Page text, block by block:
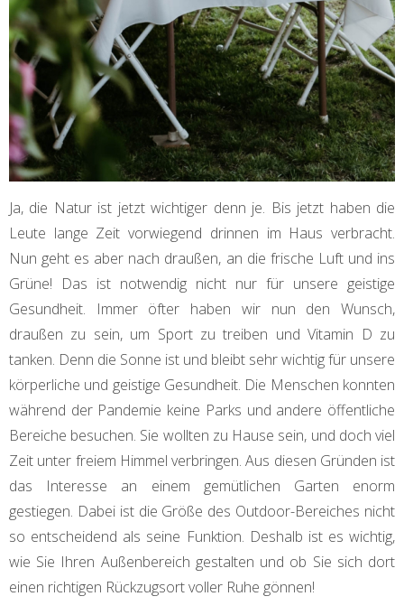
Ja, die Natur ist jetzt wichtiger denn je. Bis jetzt haben die
Leute lange Zeit vorwiegend drinnen im Haus verbracht.
Nun geht es aber nach draußen, an die frische Luft und ins
Grüne! Das ist notwendig nicht nur für unsere geistige
Gesundheit. Immer öfter haben wir nun den Wunsch,
draußen zu sein, um Sport zu treiben und Vitamin D zu
tanken. Denn die Sonne ist und bleibt sehr wichtig für unsere
körperliche und geistige Gesundheit. Die Menschen konnten
während der Pandemie keine Parks und andere öffentliche
Bereiche besuchen. Sie wollten zu Hause sein, und doch viel
Zeit unter freiem Himmel verbringen. Aus diesen Gründen ist
das Interesse an einem gemütlichen Garten enorm
gestiegen. Dabei ist die Größe des Outdoor-Bereiches nicht
so entscheidend als seine Funktion. Deshalb ist es wichtig,
wie Sie Ihren Außenbereich gestalten und ob Sie sich dort
einen richtigen Rückzugsort voller Ruhe gönnen!